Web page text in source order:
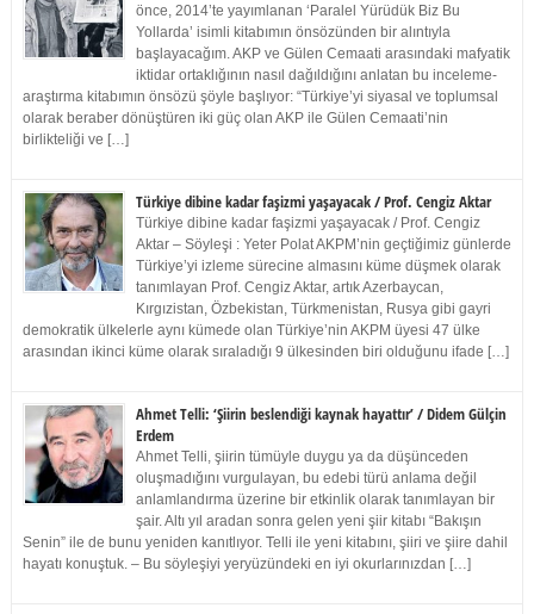
önce, 2014’te yayımlanan ‘Paralel Yürüdük Biz Bu
Yollarda’ isimli kitabımın önsözünden bir alıntıyla
başlayacağım. AKP ve Gülen Cemaati arasındaki mafyatik
iktidar ortaklığının nasıl dağıldığını anlatan bu inceleme-
araştırma kitabımın önsözü şöyle başlıyor: “Türkiye’yi siyasal ve toplumsal
olarak beraber dönüştüren iki güç olan AKP ile Gülen Cemaati’nin
birlikteliği ve […]
Türkiye dibine kadar faşizmi yaşayacak / Prof. Cengiz Aktar
Türkiye dibine kadar faşizmi yaşayacak / Prof. Cengiz
Aktar – Söyleşi : Yeter Polat AKPM’nin geçtiğimiz günlerde
Türkiye’yi izleme sürecine almasını küme düşmek olarak
tanımlayan Prof. Cengiz Aktar, artık Azerbaycan,
Kırgızistan, Özbekistan, Türkmenistan, Rusya gibi gayri
demokratik ülkelerle aynı kümede olan Türkiye’nin AKPM üyesi 47 ülke
arasından ikinci küme olarak sıraladığı 9 ülkesinden biri olduğunu ifade […]
Ahmet Telli: ‘Şiirin beslendiği kaynak hayattır’ / Didem Gülçin
Erdem
Ahmet Telli, şiirin tümüyle duygu ya da düşünceden
oluşmadığını vurgulayan, bu edebi türü anlama değil
anlamlandırma üzerine bir etkinlik olarak tanımlayan bir
şair. Altı yıl aradan sonra gelen yeni şiir kitabı “Bakışın
Senin” ile de bunu yeniden kanıtlıyor. Telli ile yeni kitabını, şiiri ve şiire dahil
hayatı konuştuk. – Bu söyleşiyi yeryüzündeki en iyi okurlarınızdan […]